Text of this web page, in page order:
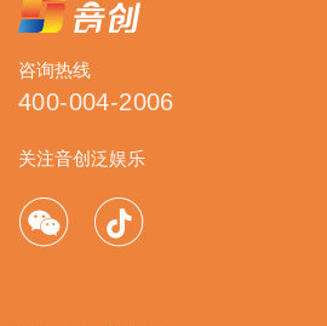
咨询热线
400-004-2006
关注音创泛娱乐